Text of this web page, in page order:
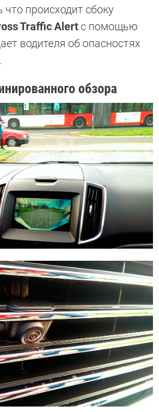
что происходит сбоку
Traffic Alertс помощью
водителя об опасностях
обзора